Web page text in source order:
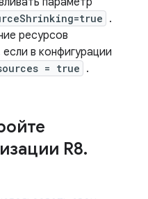
.
ресурсов
в конфигурации
= true .
R8.